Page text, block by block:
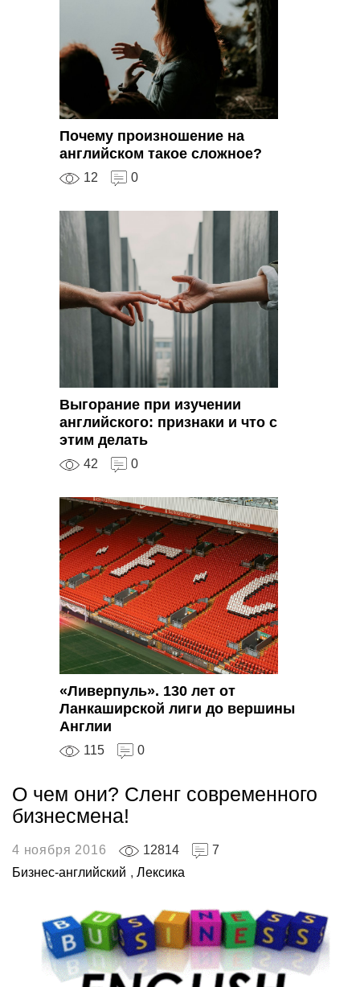
Почему произношение на
английском такое сложное?
12 0
Выгорание при изучении
английского: признаки и что с
этим делать
42 0
«Ливерпуль». 130 лет от
Ланкаширской лиги до вершины
Англии
115 0
О чем они? Сленг современного
бизнесмена!
4 ноября 2016 12814
7
Бизнес-английский , Лексика